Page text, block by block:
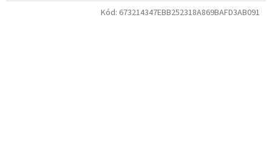
Kód: 673214347EBB252318A869BAFD3AB091